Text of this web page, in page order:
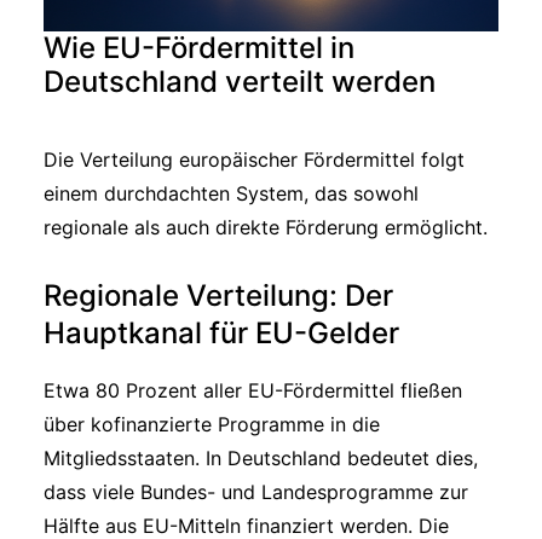
Wie EU-Fördermittel in
Deutschland verteilt werden
Die Verteilung europäischer Fördermittel folgt
einem durchdachten System, das sowohl
regionale als auch direkte Förderung ermöglicht.
Regionale Verteilung: Der
Hauptkanal für EU-Gelder
Etwa 80 Prozent aller EU-Fördermittel fließen
über kofinanzierte Programme in die
Mitgliedsstaaten. In Deutschland bedeutet dies,
dass viele Bundes- und Landesprogramme zur
Hälfte aus EU-Mitteln finanziert werden. Die